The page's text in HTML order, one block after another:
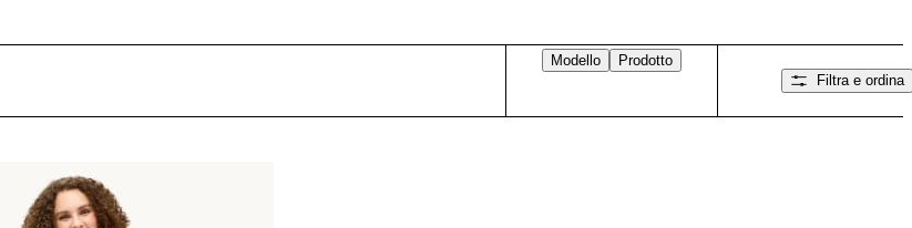
Modello
Prodotto
Filtra e ordina